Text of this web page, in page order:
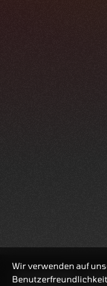
REALTIMEKURSE
Wir verwenden auf